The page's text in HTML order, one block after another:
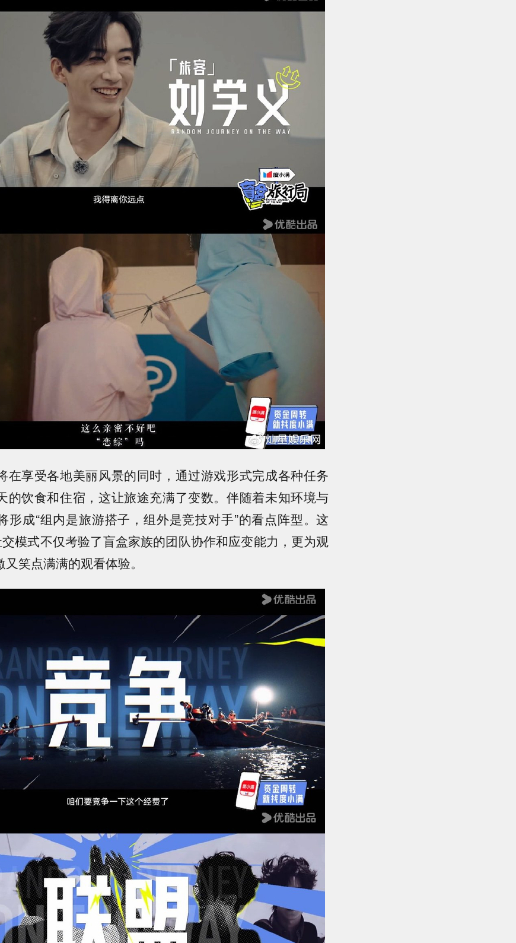
在享受各地美丽风景的同时，通过游戏形式完成各种任务
的饮食和住宿，这让旅途充满了变数。伴随着未知环境与
形成“组内是旅游搭子，组外是竞技对手”的看点阵型。这
交模式不仅考验了盲盒家族的团队协作和应变能力，更为观
笑点满满的观看体验。